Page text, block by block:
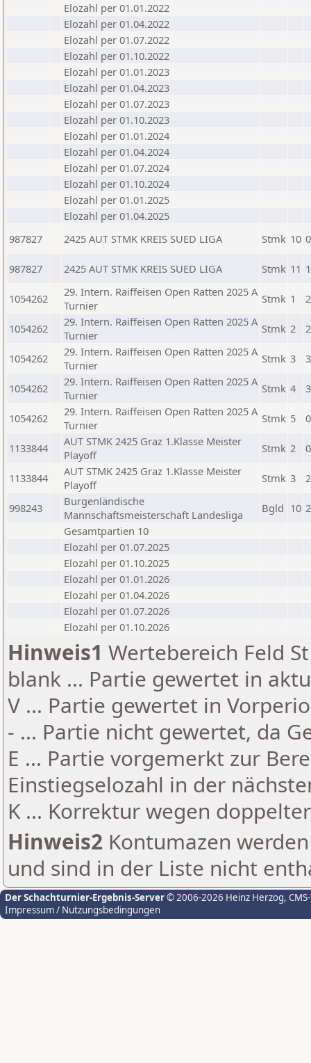
Elozahl per 01.01.2022
Elozahl per 01.04.2022
Elozahl per 01.07.2022
Elozahl per 01.10.2022
Elozahl per 01.01.2023
Elozahl per 01.04.2023
Elozahl per 01.07.2023
Elozahl per 01.10.2023
Elozahl per 01.01.2024
Elozahl per 01.04.2024
Elozahl per 01.07.2024
Elozahl per 01.10.2024
Elozahl per 01.01.2025
Elozahl per 01.04.2025
987827
2425 AUT STMK KREIS SUED LIGA Stmk 10
987827 2425 AUT STMK KREIS SUED LIGA Stmk 11
1054262
29. Intern. Raiffeisen Open Ratten 2025 A
Turnier
Stmk 1
1054262
29. Intern. Raiffeisen Open Ratten 2025 A
Turnier
Stmk 2
1054262
29. Intern. Raiffeisen Open Ratten 2025 A
Turnier
Stmk 3
1054262
29. Intern. Raiffeisen Open Ratten 2025 A
Turnier
Stmk 4
1054262
29. Intern. Raiffeisen Open Ratten 2025 A
Turnier
Stmk 5
1133844
AUT STMK 2425 Graz 1.Klasse Meister
Playoff
Stmk 2
1133844
AUT STMK 2425 Graz 1.Klasse Meister
Playoff
Stmk 3
998243
Burgenländische
Mannschaftsmeisterschaft Landesliga
Bgld 10
Gesamtpartien 10
Elozahl per 01.07.2025
Elozahl per 01.10.2025
Elozahl per 01.01.2026
Elozahl per 01.04.2026
Elozahl per 01.07.2026
Elozahl per 01.10.2026
Hinweis1 Wertebereich Feld
blank ... Partie gewertet in
V ... Partie gewertet in
- ... Partie nicht gewertet, da
E ... Partie vorgemerkt zur
Einstiegselozahl in der
K ... Korrektur wegen
Hinweis2 Kontumazen
und sind in der Liste nicht
Der Schachturnier-Ergebnis-Server© 2006-2026 Heinz Herzog,
Impressum / Nutzungsbedingungen